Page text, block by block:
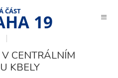
19
CENTRÁLNÍM
KBELY